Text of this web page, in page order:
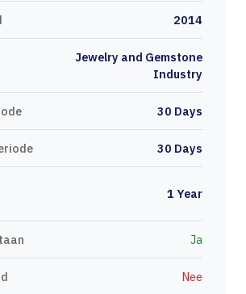
2014
Jewelry and Gemstone
Industry
30 Days
30 Days
1 Year
Ja
Nee